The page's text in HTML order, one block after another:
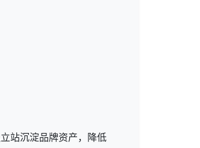
站沉淀品牌资产，降低